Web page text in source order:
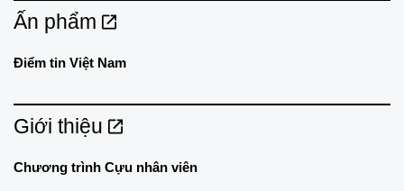
Ấn phẩm
Điểm tin Việt Nam
Giới thiệu
Chương trình Cựu nhân viên